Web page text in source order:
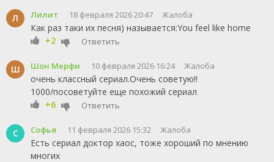
Л Лилит 18 февраля 2026 20:47 Жалоба
Как раз таки их песня) называется:You feel like home
+2
Ответить
Ш Шон Мерфи 10 февраля 2026 16:24 Жалоба
очень классный сериал.Очень советую!!
1000/посоветуйте еще похожий сериал
+6
Ответить
С Софья 11 февраля 2026 15:32 Жалоба
Есть сериал доктор хаос, тоже хороший по мнению
многих